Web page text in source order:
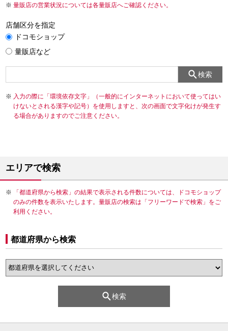
量販店の営業状況については各量販店へご確認ください。
店舗区分を指定
ドコモショップ
量販店など
検索
入力の際に「環境依存文字」（一般的にインターネットにおいて使ってはい
けないとされる漢字や記号）を使用しますと、次の画面で文字化けが発生す
る場合がありますのでご注意ください。
エリアで検索
「都道府県から検索」の結果で表示される件数については、ドコモショップ
のみの件数を表示いたします。量販店の検索は「フリーワードで検索」をご
利用ください。
都道府県から検索
検索